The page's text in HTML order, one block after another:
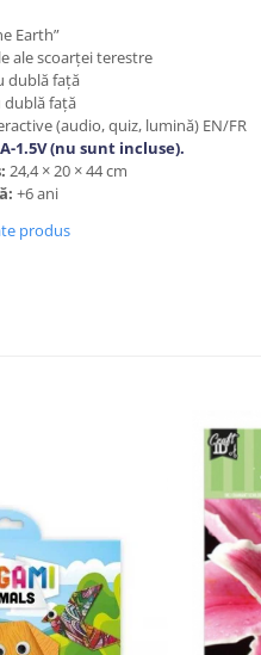
Earth”
ale scoarței terestre
dublă față
dublă față
(audio, quiz, lumină) EN/FR
1.5V(nu sunt incluse).
24,4 × 20 × 44 cm
+6 ani
produs